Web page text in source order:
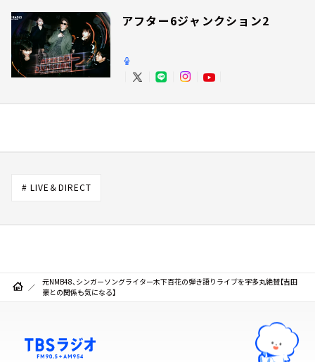
アフター6ジャンクション2
# LIVE＆DIRECT
元NMB48、シンガーソングライター木下百花の弾き語りライブを宇多丸絶賛【吉田
豪との関係も気になる】